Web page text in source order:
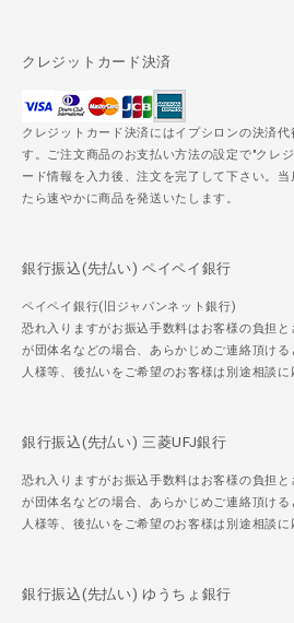
クレジットカード決済
クレジットカード決済にはイプシロンの決済
す。ご注文商品のお支払い方法の設定で"クレ
ード情報を入力後、注文を完了して下さい。
たら速やかに商品を発送いたします。
銀行振込(先払い) ペイペイ銀行
ペイペイ銀行(旧ジャパンネット銀行)
恐れ入りますがお振込手数料はお客様の負担
が団体名などの場合、あらかじめご連絡頂け
人様等、後払いをご希望のお客様は別途相談
銀行振込(先払い) 三菱UFJ銀行
恐れ入りますがお振込手数料はお客様の負担
が団体名などの場合、あらかじめご連絡頂け
人様等、後払いをご希望のお客様は別途相談に
銀行振込(先払い) ゆうちょ銀行